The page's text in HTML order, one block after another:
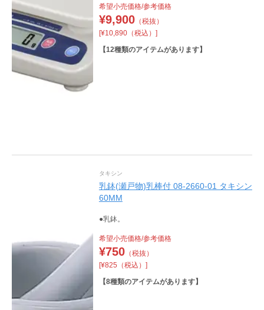
希望小売価格/参考価格
¥9,900（税抜）
[¥10,890（税込）]
【12種類のアイテムがあります】
タキシン
乳鉢(瀬戸物)乳棒付 08-2660-01 タキシン
60MM
●乳鉢。
希望小売価格/参考価格
¥750（税抜）
[¥825（税込）]
【8種類のアイテムがあります】